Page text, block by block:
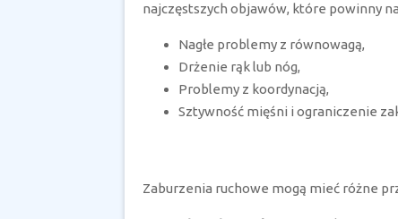
najczęstszych objawów, które powinny
Nagłe problemy z równowagą,
Drżenie rąk lub nóg,
Problemy z koordynacją,
Sztywność mięśni i ograniczenie
Zaburzenia ruchowe mogą mieć różne